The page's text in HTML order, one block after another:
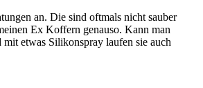
an. Die sind oftmals nicht sauber
Ex Koffern genauso. Kann man
mit etwas Silikonspray laufen sie auch